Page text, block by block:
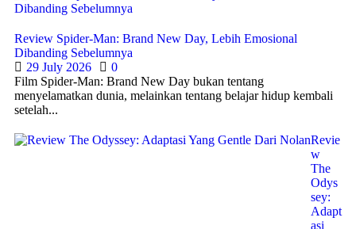
Review Spider-Man: Brand New Day, Lebih Emosional
Dibanding Sebelumnya
29 July 2026
0
Film Spider-Man: Brand New Day bukan tentang
menyelamatkan dunia, melainkan tentang belajar hidup kembali
setelah...
Revie
w
The
Odys
sey:
Adapt
asi